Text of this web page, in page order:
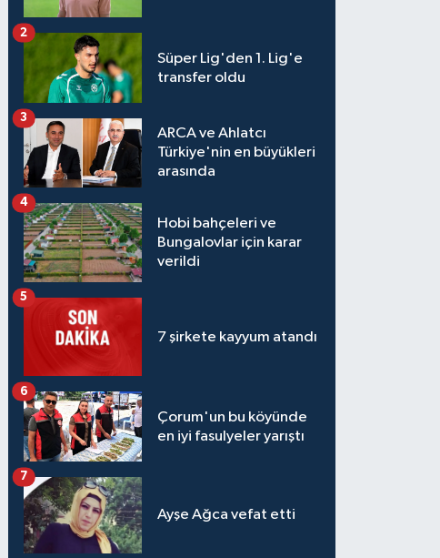
Süper Lig'den 1. Lig'e
transfer oldu
2
ARCA ve Ahlatcı
Türkiye'nin en büyükleri
arasında
3
Hobi bahçeleri ve
Bungalovlar için karar
verildi
4
7 şirkete kayyum atandı
5
Çorum'un bu köyünde
en iyi fasulyeler yarıştı
6
Ayşe Ağca vefat etti
7